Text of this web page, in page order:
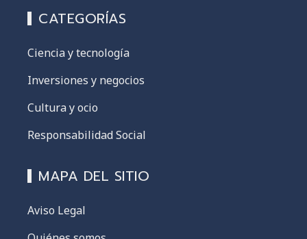
CATEGORÍAS
Ciencia y tecnología
Inversiones y negocios
Cultura y ocio
Responsabilidad Social
MAPA DEL SITIO
Aviso Legal